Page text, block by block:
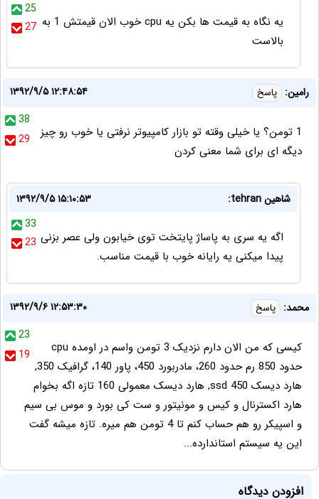
25
27 یه نگاه به قیمت ها بکن یه cpu خوب الان قیمتش 1 به
بالاست
رامین: پاسخ
۱۳۹۲/۹/۵ ۱۲:۴۸:۵۴
38
29
1 تومن؟ یا خیلی وقته تو بازار کامپیوتر نرفتی یا خوب رو چیز
دیگه ای برای شما معنی کردن
شاهین tehran:
۱۳۹۲/۹/۵ ۱۵:۱۰:۵۳
33
23 اگه یه سری به پاساژ پایتخت توی خیابون ولی عصر بزنی
پیدا میکنی یه رایانه خوب با قیمت مناسب.
محمد: پاسخ
۱۳۹۲/۹/۶ ۱۲:۵۳:۳۰
23
19
کیسی که من الان دارم نزدیک 3 تومن واسم در اومده cpu
حدود 850 رم حدود 260، مادربورد 450، پاور 140، گرافیک 350,
هارد دیسک ssd 450, هارد دیسک معمولی 160 تازه اگه بخوام
هارد اکسترنال و کیس و مونیتور و ست کی بورد و موس بی سیم
و اسپیکر رو هم حساب کنم تا 4 تومن هم میره. تازه میشه گفت
این یه سیستم استاندارده...
افزودن دیدگاه